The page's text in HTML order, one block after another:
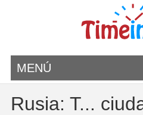
MENÚ
Rusia: T...